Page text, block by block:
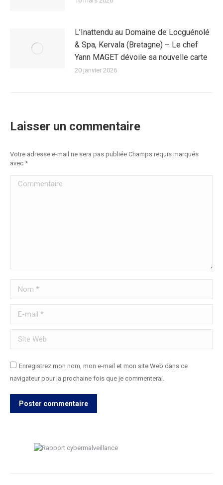
L’Inattendu au Domaine de Locguénolé
& Spa, Kervala (Bretagne) – Le chef
Yann MAGET dévoile sa nouvelle carte
20 janvier 2026
Laisser un commentaire
Votre adresse e-mail ne sera pas publiée Champs requis marqués
avec *
Commentaire
Nom *
E-mail *
Site Web
Enregistrez mon nom, mon e-mail et mon site Web dans ce
navigateur pour la prochaine fois que je commenterai.
Poster commentaire